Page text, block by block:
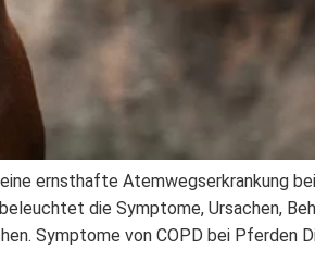
ernsthafte Atemwegserkrankung
die Symptome, Ursachen,
Symptome von COPD bei Pferden